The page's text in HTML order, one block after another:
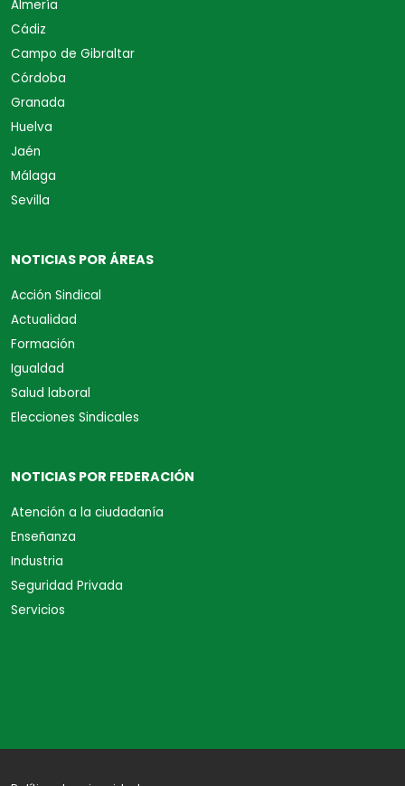
Almería
Cádiz
Campo de Gibraltar
Córdoba
Granada
Huelva
Jaén
Málaga
Sevilla
NOTICIAS POR ÁREAS
Acción Sindical
Actualidad
Formación
Igualdad
Salud laboral
Elecciones Sindicales
NOTICIAS POR FEDERACIÓN
Atención a la ciudadanía
Enseñanza
Industria
Seguridad Privada
Servicios